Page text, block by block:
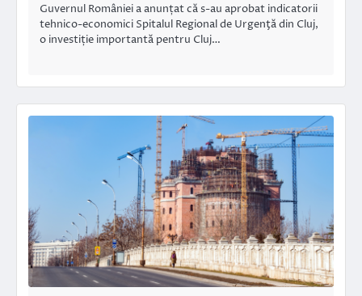
Guvernul României a anunțat că s-au aprobat indicatorii
tehnico-economici Spitalul Regional de Urgenţă din Cluj,
o investiție importantă pentru Cluj…